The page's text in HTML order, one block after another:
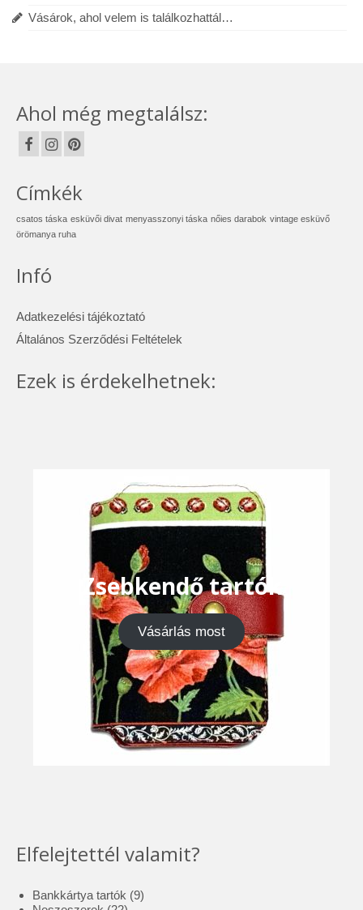
Vásárok, ahol velem is találkozhattál…
Ahol még megtalálsz:
Címkék
csatos táska esküvői divat menyasszonyi táska nőies darabok vintage esküvő
örömanya ruha
Infó
Adatkezelési tájékoztató
Általános Szerződési Feltételek
Ezek is érdekelhetnek:
Zsebkendő tartók
Vásárlás most
Elfelejtettél valamit?
Bankkártya tartók 99